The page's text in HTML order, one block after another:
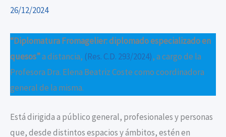
26/12/2024
“Diplomatura Fromagelier: diplomado especializado en
quesos”a distancia, (Res. C.D. 293/2024), a cargo de la
Profesora Dra. Elena Beatriz Coste como coordinadora
general de la misma.
Está dirigida a público general, profesionales y personas
que, desde distintos espacios y ámbitos, estén en